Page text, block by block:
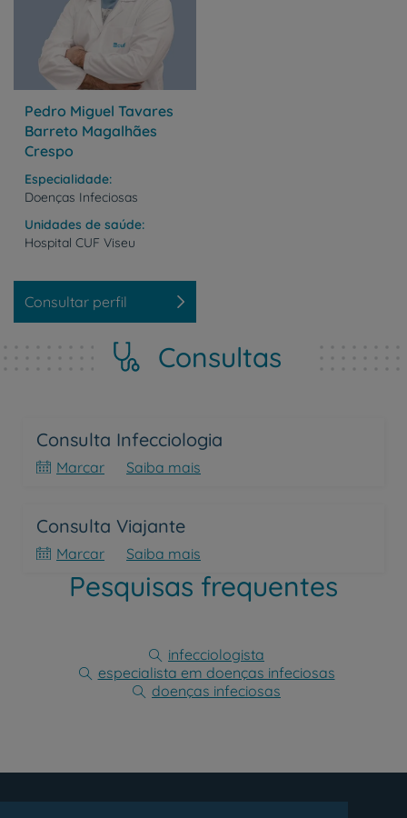
Pedro Miguel Tavares
Barreto Magalhães
Crespo
Especialidade
Doenças Infeciosas
Unidades de saúde
Hospital CUF Viseu
Consultar perfil
Consultas
Consulta Infecciologia
Marcar Saiba mais
Consulta Viajante
Marcar Saiba mais
Pesquisas frequentes
infecciologista
especialista em doenças infeciosas
doenças infeciosas